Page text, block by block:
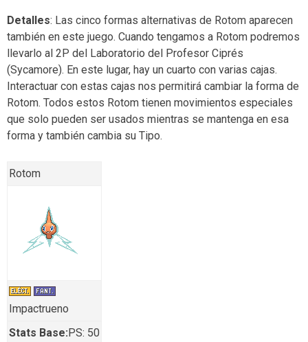
Detalles: Las cinco formas alternativas de Rotom aparecen
también en este juego. Cuando tengamos a Rotom podremos
llevarlo al 2P del Laboratorio del Profesor Ciprés
(Sycamore). En este lugar, hay un cuarto con varias cajas.
Interactuar con estas cajas nos permitirá cambiar la forma de
Rotom. Todos estos Rotom tienen movimientos especiales
que solo pueden ser usados mientras se mantenga en esa
forma y también cambia su Tipo.
Rotom
Impactrueno
Stats Base:PS: 50